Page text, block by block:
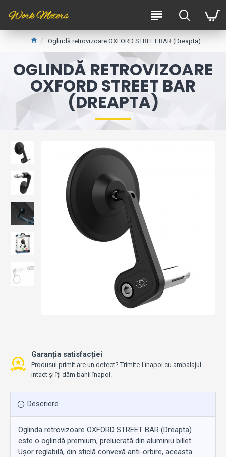
Oglindă retrovizoare OXFORD STREET BAR (Dreapta)
OGLINDĂ RETROVIZOARE
OXFORD STREET BAR
(DREAPTA)
Garanția satisfacției
Produsul primit are un defect? Trimite-l înapoi cu ambalajul
intact și îți dăm banii înapoi.
Descriere
Oglinda retrovizoare OXFORD STREET BAR (Dreapta)
este o oglindă premium, prelucrată din aluminiu billet.
Ușor reglabilă, din sticlă convexă anti-orbire, aceasta